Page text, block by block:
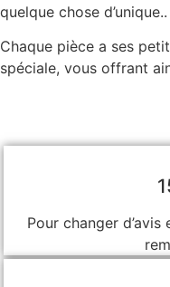
quelque chose d’unique..
Chaque pièce a ses
spéciale, vous offrant
Pour changer